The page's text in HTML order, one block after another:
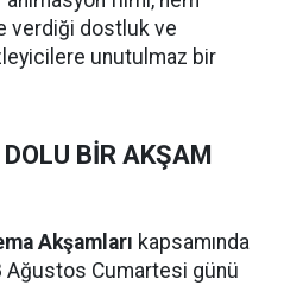
verdiği dostluk ve
unutulmaz bir
BİR AKŞAM
Akşamları kapsamında
Ağustos Cumartesi günü